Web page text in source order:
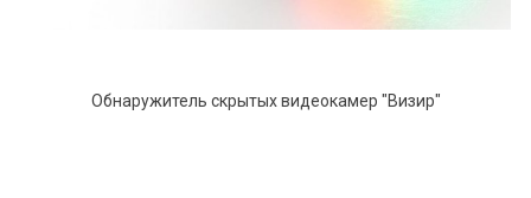
Обнаружитель скрытых видеокамер "Визир"